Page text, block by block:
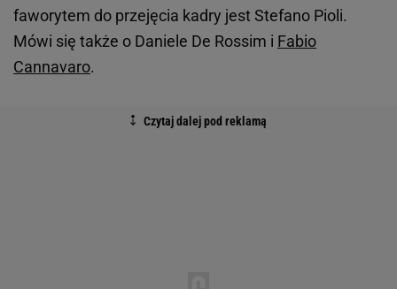
faworytem do przejęcia kadry jest Stefano Pioli.
Mówi się także o Daniele De Rossim i Fabio
Cannavaro.